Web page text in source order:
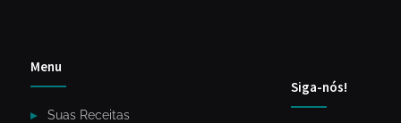
Menu
Suas Receitas
Siga-nós!